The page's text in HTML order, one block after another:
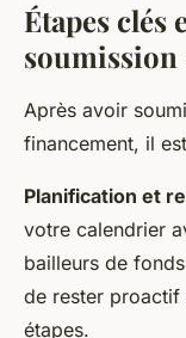
Étapes clés
soumission
Après avoir
financement, il
Planification et
votre calendrier
bailleurs de
de rester proactif
étapes.